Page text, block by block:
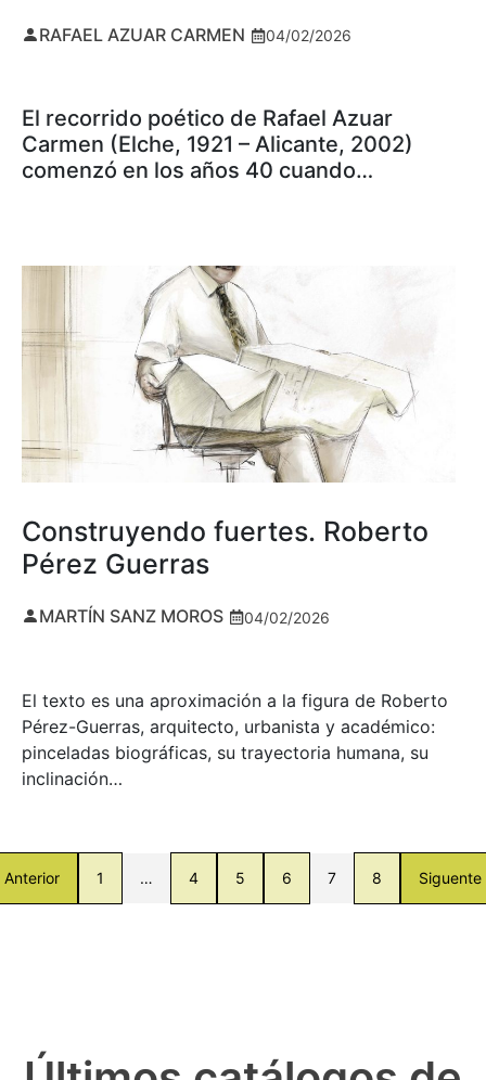
RAFAEL AZUAR CARMEN 04/02/2026
El recorrido poético de Rafael Azuar
Carmen (Elche, 1921 – Alicante, 2002)
comenzó en los años 40 cuando…
Construyendo fuertes. Roberto
Pérez Guerras
MARTÍN SANZ MOROS 04/02/2026
El texto es una aproximación a la figura de Roberto
Pérez-Guerras, arquitecto, urbanista y académico:
pinceladas biográficas, su trayectoria humana, su
inclinación…
Anterior 1 … 4 5 6 7 8 Siguente